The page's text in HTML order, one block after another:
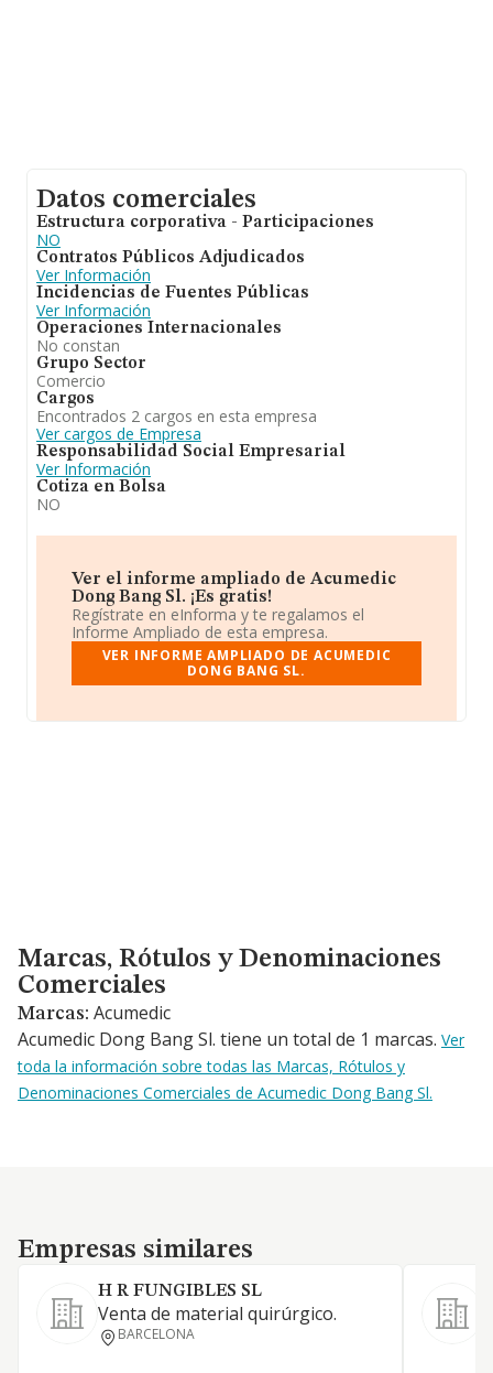
Datos comerciales
Estructura corporativa - Participaciones
NO
Contratos Públicos Adjudicados
Ver Información
Incidencias de Fuentes Públicas
Ver Información
Operaciones Internacionales
No constan
Grupo Sector
Comercio
Cargos
Encontrados 2 cargos en esta empresa
Ver cargos de Empresa
Responsabilidad Social Empresarial
Ver Información
Cotiza en Bolsa
NO
Ver el informe ampliado de Acumedic
Dong Bang Sl. ¡Es gratis!
Regístrate en eInforma y te regalamos el
Informe Ampliado de esta empresa.
VER INFORME AMPLIADO DE ACUMEDIC
DONG BANG SL.
Marcas, Rótulos y Denominaciones Comerciales
Marcas, Rótulos y Denominaciones
Comerciales
Marcas: Acumedic
Acumedic Dong Bang Sl. tiene un total de 1 marcas. Ver
toda la información sobre todas las Marcas, Rótulos y
Denominaciones Comerciales de Acumedic Dong Bang Sl.
Empresas similares
Empresas similares
H R FUNGIBLES SL
Venta de material quirúrgico.
BARCELONA